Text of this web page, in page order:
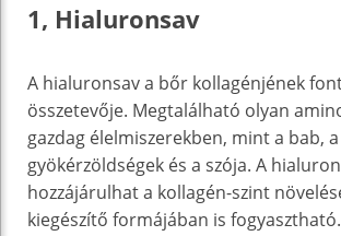
1, Hialuronsav
A hialuronsav a bőr kollagénjének
összetevője. Megtalálható olyan
gazdag élelmiszerekben, mint a bab, a
gyökérzöldségek és a szója. A
hozzájárulhat a kollagén-szint
kiegészítő formájában is fogyasztható.